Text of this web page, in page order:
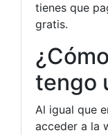
tienes que
gratis.
tengo
Al igual que
acceder a la